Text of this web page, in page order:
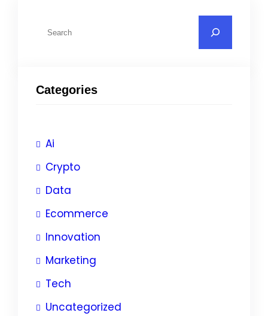
Categories
Ai
Crypto
Data
Ecommerce
Innovation
Marketing
Tech
Uncategorized